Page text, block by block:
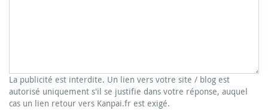
La publicité est interdite. Un lien vers votre site / blog est
autorisé uniquement s'il se justifie dans votre réponse, auquel
cas un lien retour vers Kanpai.fr est exigé.